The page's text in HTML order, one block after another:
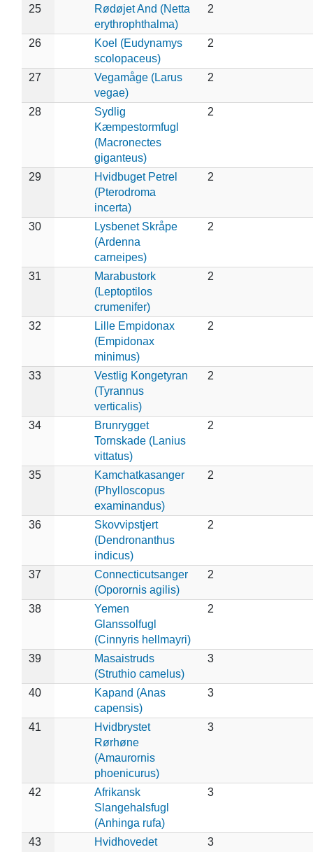
25
Rødøjet And (Netta
erythrophthalma)
2
26
Koel (Eudynamys
scolopaceus)
2
27
Vegamåge (Larus
vegae)
2
28
Sydlig
Kæmpestormfugl
(Macronectes
giganteus)
2
29
Hvidbuget Petrel
(Pterodroma
incerta)
2
30
Lysbenet Skråpe
(Ardenna
carneipes)
2
31
Marabustork
(Leptoptilos
crumenifer)
2
32
Lille Empidonax
(Empidonax
minimus)
2
33
Vestlig Kongetyran
(Tyrannus
verticalis)
2
34
Brunrygget
Tornskade (Lanius
vittatus)
2
35
Kamchatkasanger
(Phylloscopus
examinandus)
2
36
Skovvipstjert
(Dendronanthus
indicus)
2
37
Connecticutsanger
(Oporornis agilis)
2
38
Yemen
Glanssolfugl
(Cinnyris hellmayri)
2
39
Masaistruds
(Struthio camelus)
3
40
Kapand (Anas
capensis)
3
41
Hvidbrystet
Rørhøne
(Amaurornis
phoenicurus)
3
42
Afrikansk
Slangehalsfugl
(Anhinga rufa)
3
43
Hvidhovedet
3